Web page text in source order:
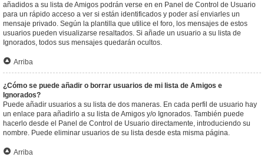
añadidos a su lista de Amigos podrán verse en en Panel de Control de Usuario
para un rápido acceso a ver si están identificados y poder así enviarles un
mensaje privado. Según la plantilla que utilice el foro, los mensajes de estos
usuarios pueden visualizarse resaltados. Si añade un usuario a su lista de
Ignorados, todos sus mensajes quedarán ocultos.
Arriba
¿Cómo se puede añadir o borrar usuarios de mi lista de Amigos e
Ignorados?
Puede añadir usuarios a su lista de dos maneras. En cada perfil de usuario hay
un enlace para añadirlo a su lista de Amigos y/o Ignorados. También puede
hacerlo desde el Panel de Control de Usuario directamente, introduciendo su
nombre. Puede eliminar usuarios de su lista desde esta misma página.
Arriba